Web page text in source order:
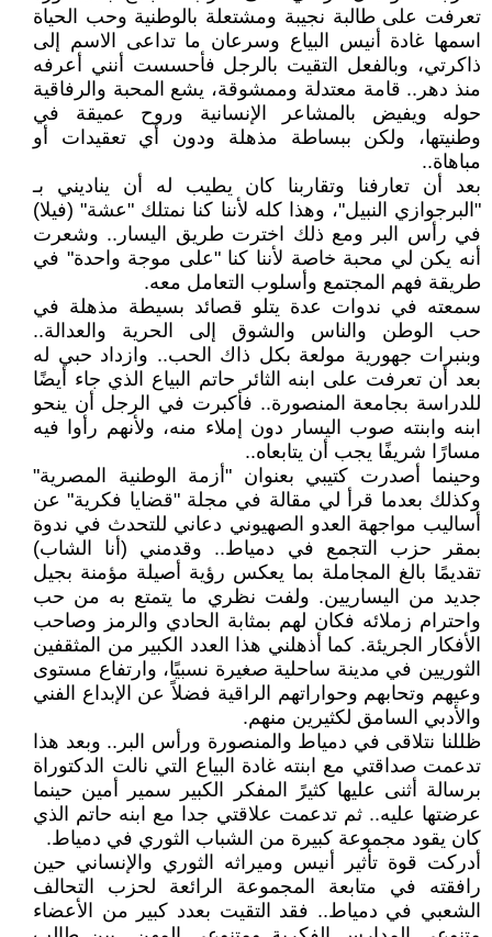
تعرفت على طالبة نجيبة ومشتعلة بالوطنية وحب الحياة
اسمها غادة أنيس البياع وسرعان ما تداعى الاسم إلى
ذاكرتي، وبالفعل التقيت بالرجل فأحسست أنني أعرفه
منذ دهر.. قامة معتدلة وممشوقة، يشع المحبة والرفاقية
حوله ويفيض بالمشاعر الإنسانية وروح عميقة في
وطنيتها، ولكن ببساطة مذهلة ودون أي تعقيدات أو
مباهاة..
بعد أن تعارفنا وتقاربنا كان يطيب له أن يناديني بـ
"البرجوازي النبيل"، وهذا كله لأننا كنا نمتلك "عشة" (فيلا)
في رأس البر ومع ذلك اخترت طريق اليسار.. وشعرت
أنه يكن لي محبة خاصة لأننا كنا "على موجة واحدة" في
طريقة فهم المجتمع وأسلوب التعامل معه.
سمعته في ندوات عدة يتلو قصائد بسيطة مذهلة في
حب الوطن والناس والشوق إلى الحرية والعدالة..
وبنبرات جهورية مولعة بكل ذاك الحب.. وازداد حبي له
بعد أن تعرفت على ابنه الثائر حاتم البياع الذي جاء أيضًا
للدراسة بجامعة المنصورة.. فأكبرت في الرجل أن ينحو
ابنه وابنته صوب اليسار دون إملاء منه، ولأنهم رأوا فيه
مسارًا شريفًا يجب أن يتابعاه..
وحينما أصدرت كتيبي بعنوان "أزمة الوطنية المصرية"
وكذلك بعدما قرأ لي مقالة في مجلة "قضايا فكرية" عن
أساليب مواجهة العدو الصهيوني دعاني للتحدث في ندوة
بمقر حزب التجمع في دمياط.. وقدمني (أنا الشاب)
تقديمًا بالغ المجاملة بما يعكس رؤية أصيلة مؤمنة بجيل
جديد من اليساريين. ولفت نظري ما يتمتع به من حب
واحترام زملائه فكان لهم بمثابة الحادي والرمز وصاحب
الأفكار الجريئة. كما أذهلني هذا العدد الكبير من المثقفين
الثوريين في مدينة ساحلية صغيرة نسبيًا، وارتفاع مستوى
وعيهم وتحابهم وحواراتهم الراقية فضلاً عن الإبداع الفني
والأدبي السامق لكثيرين منهم.
ظللنا نتلاقى في دمياط والمنصورة ورأس البر.. وبعد هذا
تدعمت صداقتي مع ابنته غادة البياع التي نالت الدكتوراة
برسالة أثنى عليها كثيرً المفكر الكبير سمير أمين حينما
عرضتها عليه.. ثم تدعمت علاقتي جدا مع ابنه حاتم الذي
كان يقود مجموعة كبيرة من الشباب الثوري في دمياط.
أدركت قوة تأثير أنيس وميراثه الثوري والإنساني حين
رافقته في متابعة المجموعة الرائعة لحزب التحالف
الشعبي في دمياط.. فقد التقيت بعدد كبير من الأعضاء